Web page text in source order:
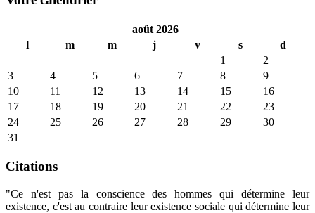
août 2026
l
m m j v s
d
1
2
3
4 5 6 7 8
9
10
11 12 13 14 15
16
17
18 19 20 21 22
23
24
25 26 27 28 29
30
31
Citations
"Ce n'est pas la conscience des hommes qui détermine leur
existence, c'est au contraire leur existence sociale qui détermine leur